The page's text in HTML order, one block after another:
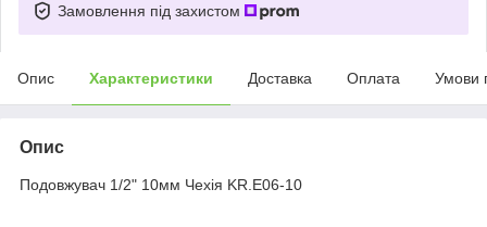
Замовлення під захистом
Опис Характеристики Доставка Оплата Умови
Опис
Подовжувач 1/2" 10мм Чехія KR.E06-10